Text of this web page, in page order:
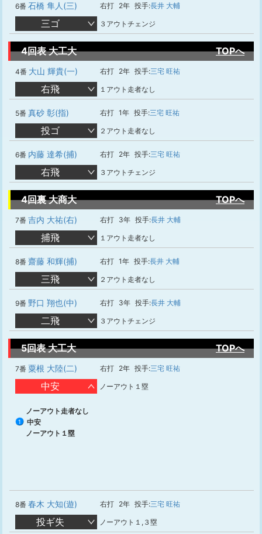
6番 石橋 隼人(三) 右打 2年 投手:長井 大輔
三ゴ ３アウトチェンジ
4回表 大工大 TOPへ
4番 大山 輝貴(一) 右打 2年 投手:三宅 旺祐
右飛 １アウト走者なし
5番 真砂 彰(指) 右打 1年 投手:三宅 旺祐
投ゴ ２アウト走者なし
6番 内藤 達希(捕) 右打 2年 投手:三宅 旺祐
右飛 ３アウトチェンジ
4回裏 大商大 TOPへ
7番 吉内 大祐(右) 右打 3年 投手:長井 大輔
捕飛 １アウト走者なし
8番 齋藤 和輝(捕) 右打 1年 投手:長井 大輔
三飛 ２アウト走者なし
9番 野口 翔也(中) 右打 3年 投手:長井 大輔
二飛 ３アウトチェンジ
5回表 大工大 TOPへ
7番 粟根 大陸(二) 右打 2年 投手:三宅 旺祐
中安 ノーアウト１塁
ノーアウト走者なし
1
中安
ノーアウト１塁
8番 春木 大知(遊) 右打 2年 投手:三宅 旺祐
投ギ失 ノーアウト１,３塁